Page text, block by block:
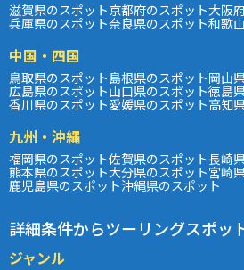
滋賀県のスポット京都府のスポット大阪
兵庫県のスポット奈良県のスポット和歌
中国・四国
鳥取県のスポット島根県のスポット岡山
広島県のスポット山口県のスポット徳島
香川県のスポット愛媛県のスポット高知
九州・沖縄
福岡県のスポット佐賀県のスポット長崎
熊本県のスポット大分県のスポット宮崎
鹿児島県のスポット沖縄県のスポット
詳細条件からツーリングスポッ
ジャンル